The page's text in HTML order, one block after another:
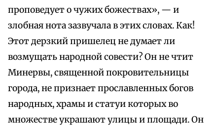
проповедует о чужих божествах», — и
злобная нота зазвучала в этих словах. Как!
Этот дерзкий пришелец не думает ли
возмущать народной совести? Он не чтит
Минервы, священной покровительницы
города, не признает прославленных богов
народных, храмы и статуи которых во
множестве украшают улицы и площади. Он